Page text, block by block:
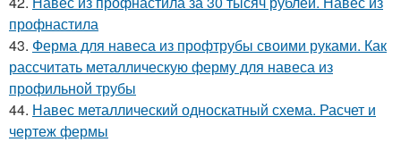
профнастила
43. Ферма для навеса из профтрубы своими руками. Как
рассчитать металлическую ферму для навеса из
профильной трубы
44. Навес металлический односкатный схема. Расчет и
чертеж фермы